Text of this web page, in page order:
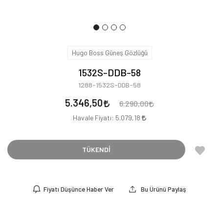
Hugo Boss Güneş Gözlüğü
1532S-DDB-58
1288-1532S-DDB-58
5.346,50 6.290,00
Havale Fiyatı: 5.079,18
TÜKENDİ
Fiyatı Düşünce Haber Ver Bu Ürünü Paylaş